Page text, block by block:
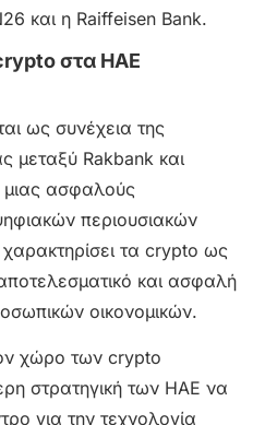
και η Raiffeisen Bank.
στα ΗΑΕ
ως συνέχεια της
μεταξύ Rakbank και
μιας ασφαλούς
περιουσιακών
τα crypto ως
και ασφαλή
οικονομικών.
χώρο των crypto
στρατηγική των ΗΑΕ να
για την τεχνολογία